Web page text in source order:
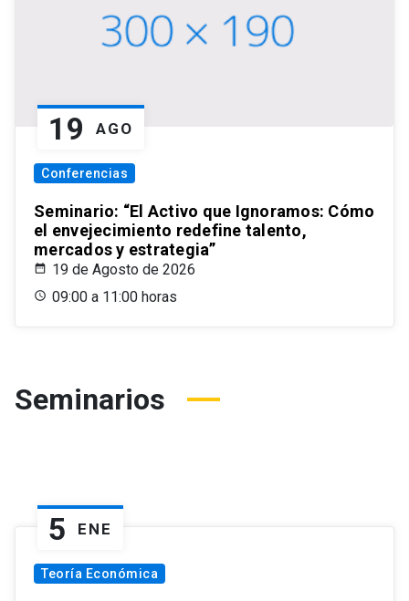
19 AGO
Conferencias
Seminario: “El Activo que Ignoramos: Cómo
el envejecimiento redefine talento,
mercados y estrategia”
19 de Agosto de 2026
09:00 a 11:00 horas
Seminarios
5 ENE
Teoría Económica